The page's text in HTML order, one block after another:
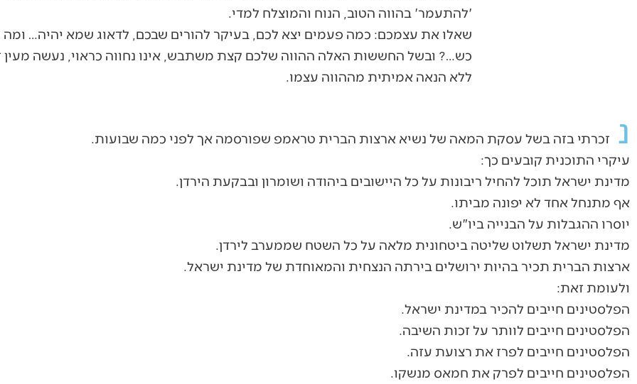
'להתעמר' בהווה הטוב, הנוח והמוצלח למדי.
שאלו את עצמכם: כמה פעמים יצא לכם, בעיקר להורים שבכם, לדאוג שמא יהיה…
כש…? ובשל החששות האלה ההווה שלכם קצת משתבש, אינו נחווה כראוי, נעשה
ללא הנאה אמיתית מההווה עצמו.
נ זכרתי בזה בשל עסקת המאה של נשיא ארצות הברית טראמפ שפורסמה אך לפני כמה שבועות.
עיקרי התוכנית קובעים כך:
מדינת ישראל תוכל להחיל ריבונות על כל היישובים ביהודה ושומרון ובבקעת הירדן.
אף מתנחל אחד לא יפונה מביתו.
יוסרו ההגבלות על הבנייה ביו"ש.
מדינת ישראל תשלוט שליטה ביטחונית מלאה על כל השטח שממערב לירדן.
ארצות הברית תכיר בהיות ירושלים בירתה הנצחית והמאוחדת של מדינת ישראל.
ולעומת זאת:
הפלסטינים חייבים להכיר במדינת ישראל.
הפלסטינים חייבים לוותר על זכות השיבה.
הפלסטינים חייבים לפרז את רצועת עזה.
הפלסטינים חייבים לפרק את חמאס מנשקו.